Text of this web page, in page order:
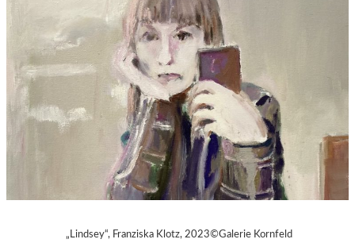
„Lindsey“, Franziska Klotz, 2023©Galerie Kornfeld